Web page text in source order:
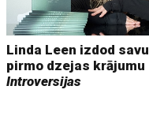
Linda Leen izdod savu
pirmo dzejas krājumu
Introversijas